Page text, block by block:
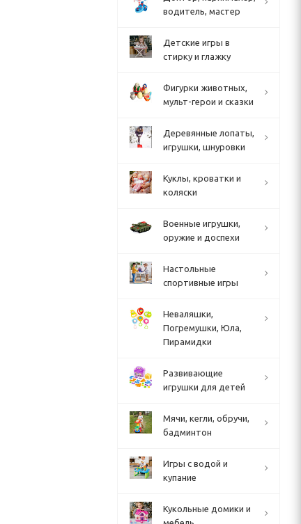
водитель, мастер
Детские игры в
стирку и глажку
Фигурки животных,
мульт-герои и сказки
Деревянные лопаты,
игрушки, шнуровки
Куклы, кроватки и
коляски
Военные игрушки,
оружие и доспехи
Настольные
спортивные игры
Неваляшки,
Погремушки, Юла,
Пирамидки
Развивающие
игрушки для детей
Мячи, кегли, обручи,
бадминтон
Игры с водой и
купание
Кукольные домики и